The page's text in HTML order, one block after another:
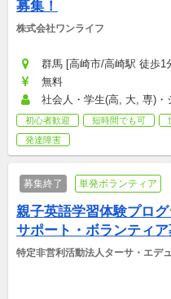
募集！
株式会社ワンライフ
群馬 [高崎市/高崎駅 徒歩1
無料
社会人・学生(高, 大, 専)・
初心者歓迎 短時間でも可
発達障害
募集終了 単発ボランティア
親子英語学習体験プロ
サポート・ボランティア
特定非営利活動法人ターサ・エデ